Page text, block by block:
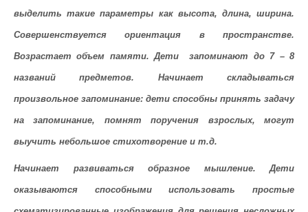
выделить такие параметры как высота, длина, ширина.
Совершенствуется ориентация в пространстве.
Возрастает объем памяти. Дети запоминают до 7 – 8
названий предметов. Начинает складываться
произвольное запоминание: дети способны принять задачу
на запоминание, помнят поручения взрослых, могут
выучить небольшое стихотворение и т.д.
Начинает развиваться образное мышление. Дети
оказываются способными использовать простые